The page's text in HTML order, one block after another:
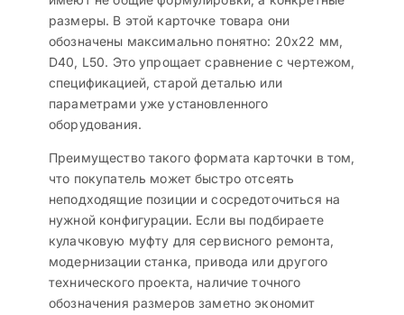
размеры. В этой карточке товара они
обозначены максимально понятно: 20х22 мм,
D40, L50. Это упрощает сравнение с чертежом,
спецификацией, старой деталью или
параметрами уже установленного
оборудования.
Преимущество такого формата карточки в том,
что покупатель может быстро отсеять
неподходящие позиции и сосредоточиться на
нужной конфигурации. Если вы подбираете
кулачковую муфту для сервисного ремонта,
модернизации станка, привода или другого
технического проекта, наличие точного
обозначения размеров заметно экономит